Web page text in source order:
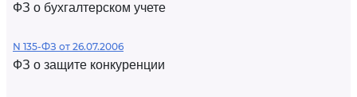
ФЗ о бухгалтерском учете
N 135-ФЗ от 26.07.2006
ФЗ о защите конкуренции